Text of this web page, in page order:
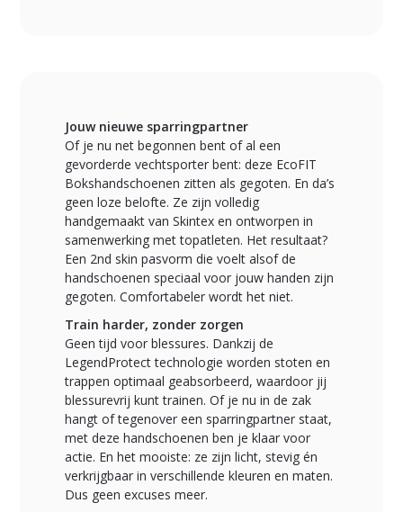
Jouw nieuwe sparringpartner
Of je nu net begonnen bent of al een
gevorderde vechtsporter bent: deze EcoFIT
Bokshandschoenen zitten als gegoten. En da’s
geen loze belofte. Ze zijn volledig
handgemaakt van Skintex en ontworpen in
samenwerking met topatleten. Het resultaat?
Een 2nd skin pasvorm die voelt alsof de
handschoenen speciaal voor jouw handen zijn
gegoten. Comfortabeler wordt het niet.
Train harder, zonder zorgen
Geen tijd voor blessures. Dankzij de
LegendProtect technologie worden stoten en
trappen optimaal geabsorbeerd, waardoor jij
blessurevrij kunt trainen. Of je nu in de zak
hangt of tegenover een sparringpartner staat,
met deze handschoenen ben je klaar voor
actie. En het mooiste: ze zijn licht, stevig én
verkrijgbaar in verschillende kleuren en maten.
Dus geen excuses meer.